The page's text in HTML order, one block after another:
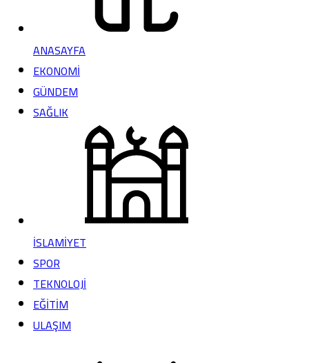
ANASAYFA
EKONOMİ
GÜNDEM
SAĞLIK
İSLAMİYET
SPOR
TEKNOLOJİ
EĞİTİM
ULAŞIM